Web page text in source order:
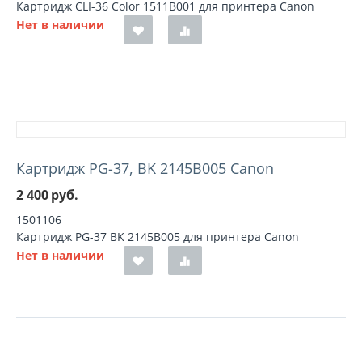
Картридж CLI-36 Color 1511B001 для принтера Canon
Нет в наличии
Картридж PG-37, BK 2145B005 Canon
2 400руб.
1501106
Картридж PG-37 BK 2145B005 для принтера Canon
Нет в наличии